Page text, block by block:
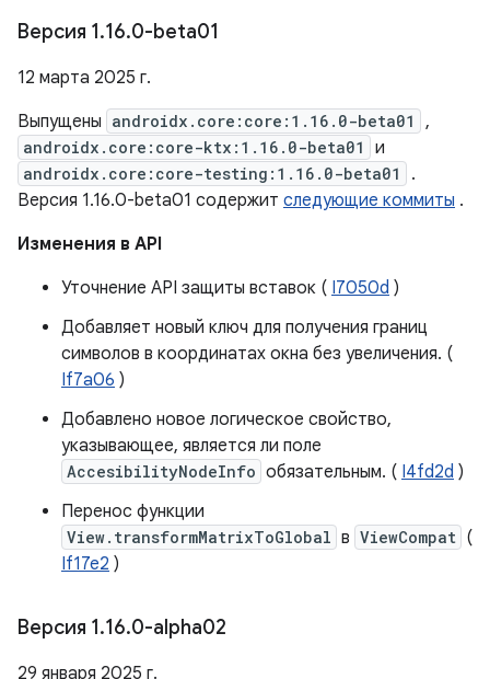
Версия 1.16.0-beta01
12 марта 2025 г.
Выпущены androidx.core:core:1.16.0-beta01 ,
androidx.core:core-ktx:1.16.0-beta01 и
androidx.core:core-testing:1.16.0-beta01
.
Версия 1.16.0-beta01 содержит следующие коммиты .
Изменения в API
Уточнение API защиты вставок ( I7050d )
Добавляет новый ключ для получения границ
символов в координатах окна без увеличения. (
If7a06 )
Добавлено новое логическое свойство,
указывающее, является ли поле
AccesibilityNodeInfo обязательным. ( I4fd2d )
Перенос функции
View.transformMatrixToGlobal в ViewCompat (
If17e2 )
Версия 1.16.0-alpha02
29 января 2025 г.